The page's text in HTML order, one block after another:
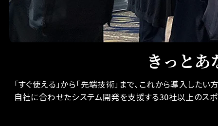
きっとあ
「すぐ使える」から「先端技術」まで、これから導入し
自社に合わせたシステム開発を支援する30社以上のスポ